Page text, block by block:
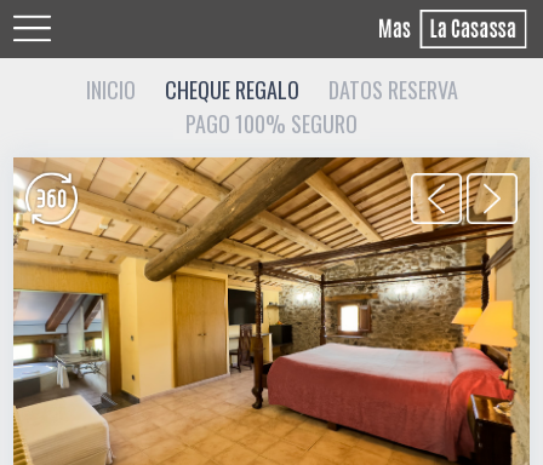
INICIO CHEQUE REGALO
DATOS RESERVA
PAGO 100% SEGURO